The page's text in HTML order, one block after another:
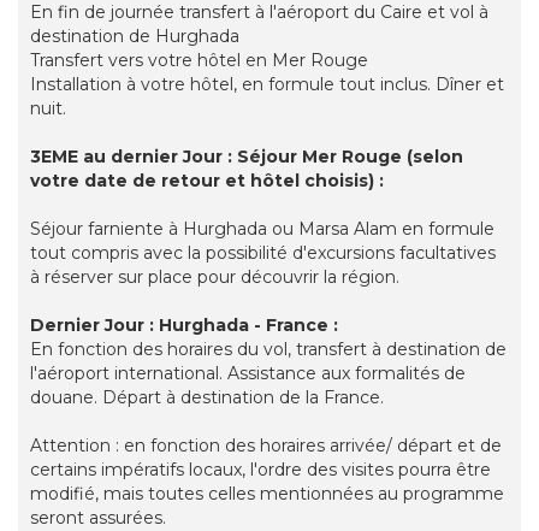
En fin de journée transfert à l'aéroport du Caire et vol à
destination de Hurghada
Transfert vers votre hôtel en Mer Rouge
Installation à votre hôtel, en formule tout inclus. Dîner et
nuit.
3EME au dernier Jour : Séjour Mer Rouge (selon
votre date de retour et hôtel choisis) :
Séjour farniente à Hurghada ou Marsa Alam en formule
tout compris avec la possibilité d'excursions facultatives
à réserver sur place pour découvrir la région.
Dernier Jour : Hurghada - France :
En fonction des horaires du vol, transfert à destination de
l'aéroport international. Assistance aux formalités de
douane. Départ à destination de la France.
Attention : en fonction des horaires arrivée/ départ et de
certains impératifs locaux, l'ordre des visites pourra être
modifié, mais toutes celles mentionnées au programme
seront assurées.